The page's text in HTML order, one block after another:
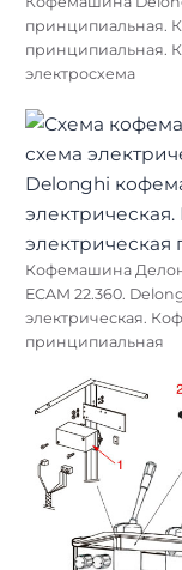
принципиальная.
принципиальная.
электросхема
Кофемашина
ECAM 22.360.
электрическая.
принципиальная